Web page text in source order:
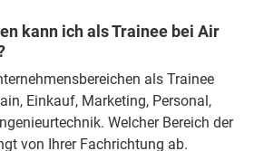
kann ich als Trainee bei Air
als Trainee
Einkauf, Marketing, Personal,
Welcher Bereich der
von Ihrer Fachrichtung ab.